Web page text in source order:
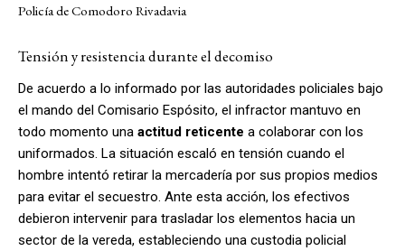
Policía de Comodoro Rivadavia
Tensión y resistencia durante el decomiso
De acuerdo a lo informado por las autoridades policiales bajo
el mando del Comisario Espósito, el infractor mantuvo en
todo momento una actitud reticente a colaborar con los
uniformados. La situación escaló en tensión cuando el
hombre intentó retirar la mercadería por sus propios medios
para evitar el secuestro. Ante esta acción, los efectivos
debieron intervenir para trasladar los elementos hacia un
sector de la vereda, estableciendo una custodia policial